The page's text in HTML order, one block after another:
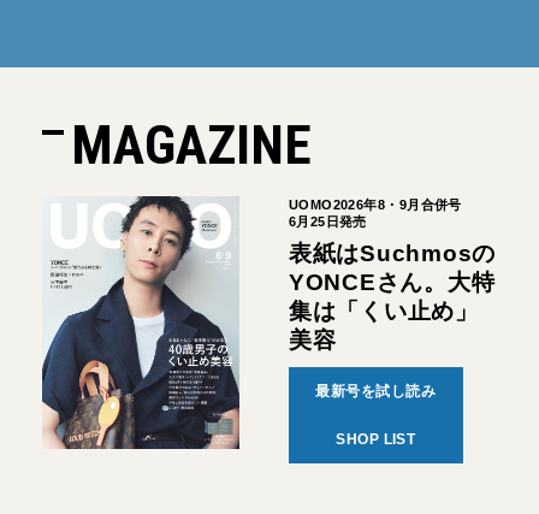
MAGAZINE
UOMO2026年8・9月合併号
6月25日発売
表紙はSuchmosの
YONCEさん。大特
集は「くい止め」
美容
最新号を試し読み
SHOP LIST